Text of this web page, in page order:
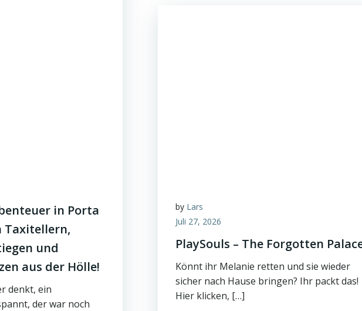
in Porta
Taxitellern,
und
aus der Hölle!
denkt, ein
der war noch
by Lars
Juli 27, 2026
PlaySouls – The Forgotten
Könnt ihr Melanie retten und sie wieder
sicher nach Hause bringen? Ihr packt das!
Hier klicken, […]